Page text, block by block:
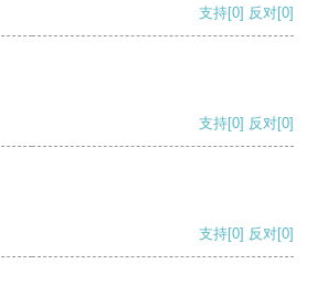
支持[0] 反对[0]
支持[0] 反对[0]
支持[0] 反对[0]